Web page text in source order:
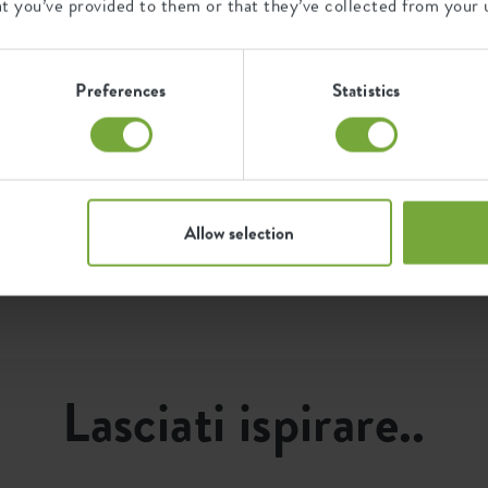
Preferences Statistics
Allow selection
Certificazioni Garanzia
99anni
Protetto dai raggi
UV
Lasciati ispirare..